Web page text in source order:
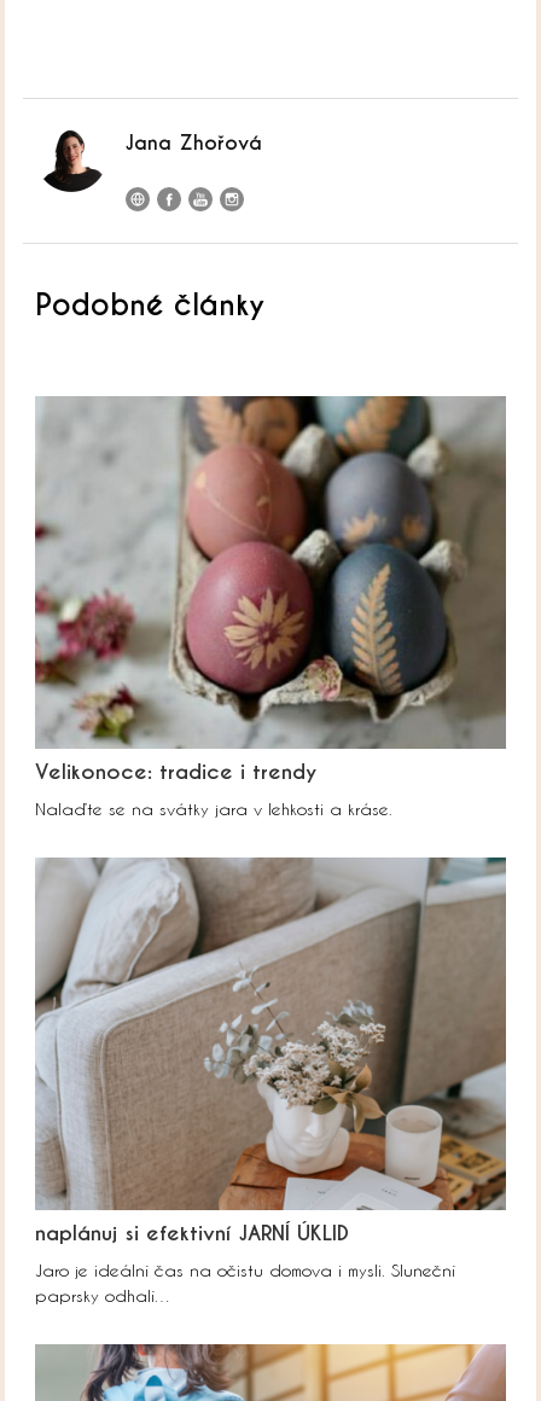
Jana Zhořová
Podobné články
Velikonoce: tradice i trendy
Nalaďte se na svátky jara v lehkosti a kráse.
naplánuj si efektivní JARNÍ ÚKLID
Jaro je ideální čas na očistu domova i mysli. Sluneční
paprsky odhalí…